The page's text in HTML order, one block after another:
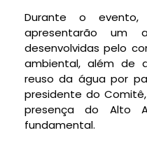
Durante o
apresentarão um
desenvolvidas pelo
ambiental, além de
reuso da água por
presidente do
presença do Alto
fundamental.